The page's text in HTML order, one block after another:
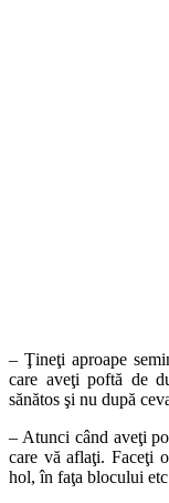
– Ţineţi aproape
care aveţi poftă de
sănătos şi nu după
– Atunci când aveţi
care vă aflaţi. Faceţi
hol, în faţa blocului